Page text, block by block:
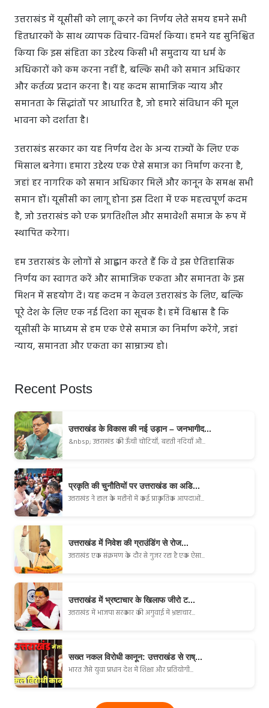
उत्तराखंड में यूसीसी को लागू करने का निर्णय लेते समय हमने सभी
हितधारकों के साथ व्यापक विचार-विमर्श किया। हमने यह सुनिश्चित
किया कि इस संहिता का उद्देश्य किसी भी समुदाय या धर्म के
अधिकारों को कम करना नहीं है, बल्कि सभी को समान अधिकार
और कर्तव्य प्रदान करना है। यह कदम सामाजिक न्याय और
समानता के सिद्धांतों पर आधारित है, जो हमारे संविधान की मूल
भावना को दर्शाता है।
उत्तराखंड सरकार का यह निर्णय देश के अन्य राज्यों के लिए एक
मिसाल बनेगा। हमारा उद्देश्य एक ऐसे समाज का निर्माण करना है,
जहां हर नागरिक को समान अधिकार मिलें और कानून के समक्ष सभी
समान हों। यूसीसी का लागू होना इस दिशा में एक महत्वपूर्ण कदम
है, जो उत्तराखंड को एक प्रगतिशील और समावेशी समाज के रूप में
स्थापित करेगा।
हम उत्तराखंड के लोगों से आह्वान करते हैं कि वे इस ऐतिहासिक
निर्णय का स्वागत करें और सामाजिक एकता और समानता के इस
मिशन में सहयोग दें। यह कदम न केवल उत्तराखंड के लिए, बल्कि
पूरे देश के लिए एक नई दिशा का सूचक है। हमें विश्वास है कि
यूसीसी के माध्यम से हम एक ऐसे समाज का निर्माण करेंगे, जहां
न्याय, समानता और एकता का साम्राज्य हो।
Recent Posts
उत्तराखंड के विकास की नई उड़ान – जनभागीद...
&nbsp; उत्तराखंड की ऊँची चोटियाँ, बहती नदियाँ औ...
प्रकृति की चुनौतियों पर उत्तराखंड का अडि...
उत्तराखंड ने हाल के महीनों में कई प्राकृतिक आपदाओं...
उत्तराखंड में निवेश की ग्राउंडिंग से रोज...
उत्तराखंड एक संक्रमण के दौर से गुजर रहा है एक ऐसा...
उत्तराखंड में भ्रष्टाचार के खिलाफ जीरो ट...
उत्तराखंड में भाजपा सरकार की अगुवाई में भ्रष्टाचार...
सख्त नकल विरोधी कानून: उत्तराखंड से राष्...
भारत जैसे युवा प्रधान देश में शिक्षा और प्रतियोगी...